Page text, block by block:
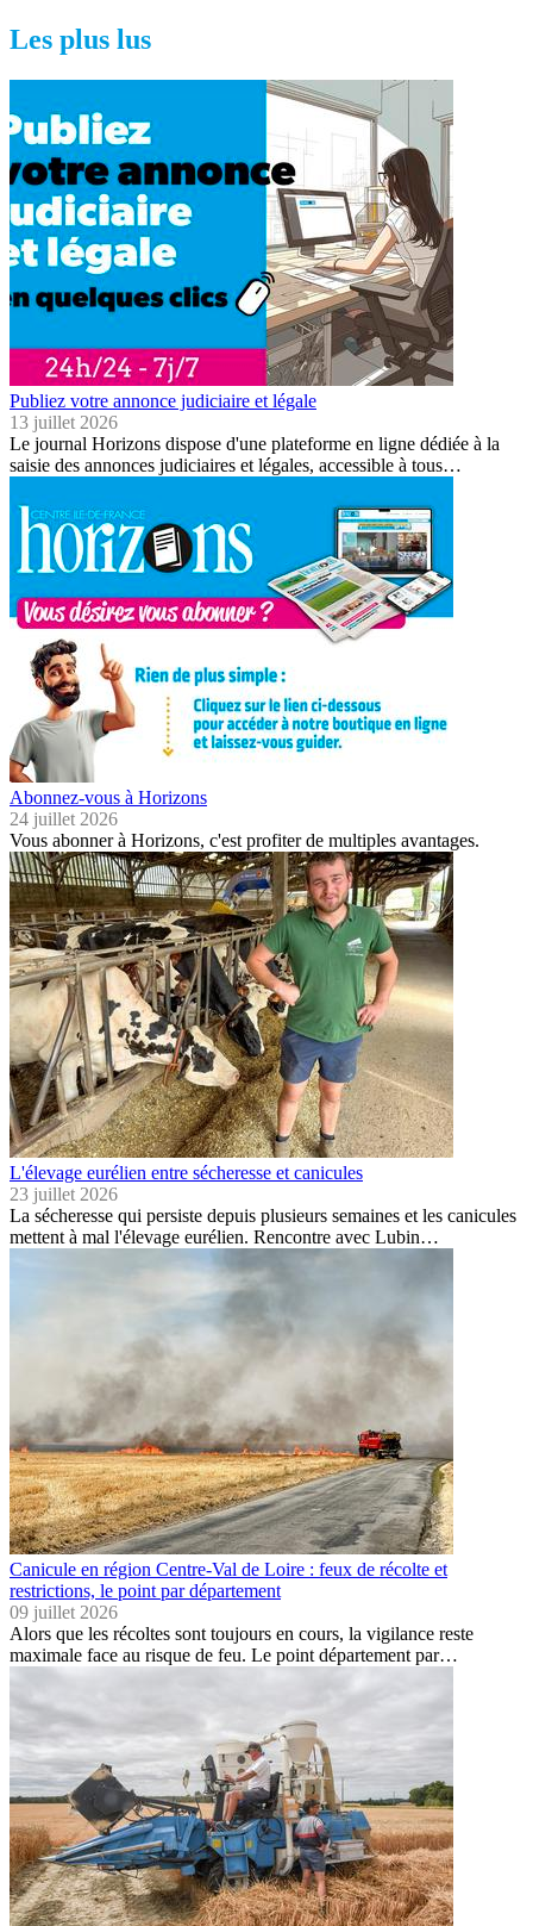
Les plus lus
Publiez votre annonce judiciaire et légale
13 juillet 2026
Le journal Horizons dispose d'une plateforme en ligne dédiée à la
saisie des annonces judiciaires et légales, accessible à tous…
Abonnez-vous à Horizons
24 juillet 2026
Vous abonner à Horizons, c'est profiter de multiples avantages.
L'élevage eurélien entre sécheresse et canicules
23 juillet 2026
La sécheresse qui persiste depuis plusieurs semaines et les canicules
mettent à mal l'élevage eurélien. Rencontre avec Lubin…
Canicule en région Centre-Val de Loire : feux de récolte et
restrictions, le point par département
09 juillet 2026
Alors que les récoltes sont toujours en cours, la vigilance reste
maximale face au risque de feu. Le point département par…